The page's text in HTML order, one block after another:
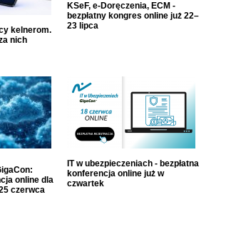
kelnerom.
nich
KSeF, e-Doręczenia, ECM -
bezpłatny kongres online już 22–
23 lipca
online dla
czerwca
IT w ubezpieczeniach - bezpłatna
konferencja online już w
czwartek